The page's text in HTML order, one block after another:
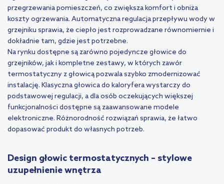
przegrzewania pomieszczeń, co zwiększa komfort i obniża
koszty ogrzewania. Automatyczna regulacja przepływu wody w
grzejniku sprawia, że ciepło jest rozprowadzane równomiernie i
dokładnie tam, gdzie jest potrzebne.
Na rynku dostępne są zarówno pojedyncze głowice do
grzejników, jak i kompletne zestawy, w których zawór
termostatyczny z głowicą pozwala szybko zmodernizować
instalację. Klasyczna głowica do kaloryfera wystarczy do
podstawowej regulacji, a dla osób oczekujących większej
funkcjonalności dostępne są zaawansowane modele
elektroniczne. Różnorodność rozwiązań sprawia, że łatwo
dopasować produkt do własnych potrzeb.
Design głowic termostatycznych – stylowe
uzupełnienie wnętrza